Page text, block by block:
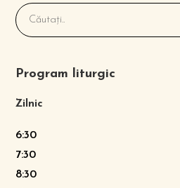
Program liturgic
Zilnic
6:30
7:30
8:30